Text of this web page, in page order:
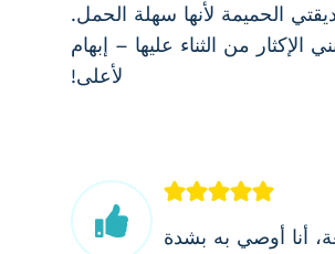
الحميمة لأنها سهلة الحمل.
الإكثار من الثناء عليها – إبهام
لأعلى!
أنا أوصي به بشدة